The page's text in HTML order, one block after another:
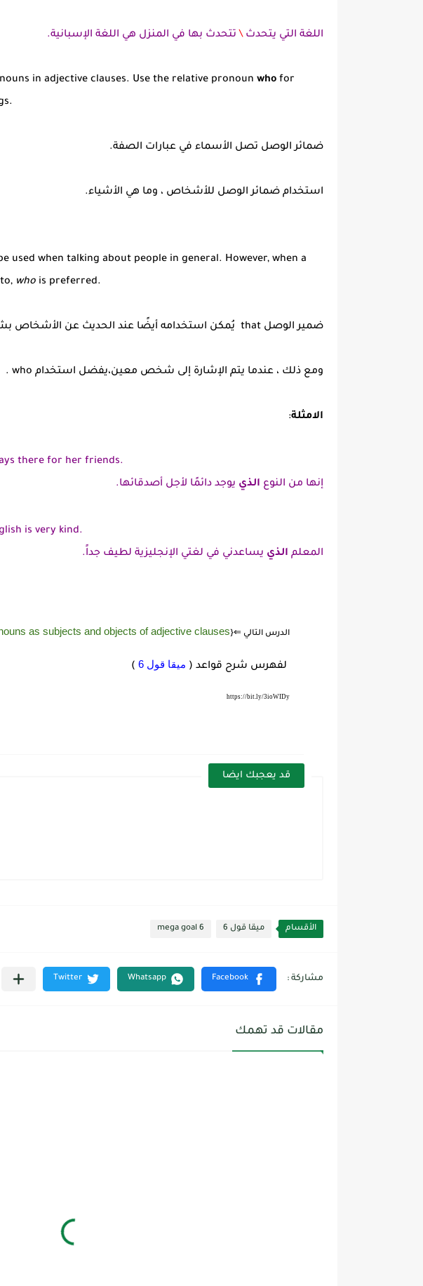
اللغة التي يتحدث\ تتحدث بها في المنزل هي اللغة الإسبانية.
in adjective clauses. Use the relative pronoun who for
ضمائر الوصل تصل الأسماء في عبارات الصفة.
استخدام ضمائر الوصل للأشخاص ، وما هي الأشياء.
used when talking about people in general. However, when a
who is preferred.
ضمير الوصل that يُمكن استخدامه أيضًا عند الحديث عن الأشخاص
ومع ذلك ، عندما يتم الإشارة إلى شخص معين،يفضل استخدام who .
الامثلة:
there for her friends.
إنها من النوع الذي يوجد دائمًا لأجل أصدقائها.
is very kind.
المعلم الذي يساعدني في لغتي الإنجليزية لطيف جداً.
الدرس التالي ⇐{as subjects and objects of adjective clauses
لفهرس شرح قواعد ( ميقا قول 6 )
https://bit.ly/3ioWIDy
قد يعجبك ايضا
الأقسام ميقا قول 6 mega goal 6
مقالات قد تهمك